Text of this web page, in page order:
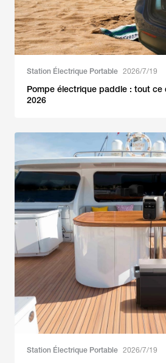
Station Électrique Portable 2026/7/19
Pompe électrique paddle : tout ce
2026
Station Électrique Portable 2026/7/19